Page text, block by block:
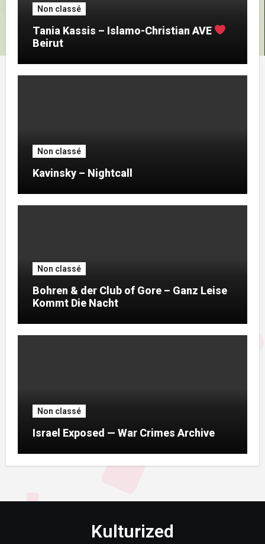
Non classé
Tania Kassis – Islamo-Christian AVE
Beirut
Non classé
Kavinsky – Nightcall
Non classé
Bohren & der Club of Gore – Ganz Leise
Kommt Die Nacht
Non classé
Israel Exposed — War Crimes Archive
Kulturized